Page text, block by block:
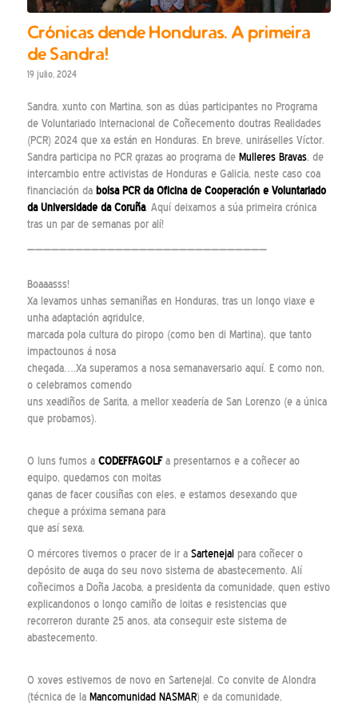
Crónicas dende Honduras. A primeira
de Sandra!
19 julio, 2024
Sandra, xunto con Martina, son as dúas participantes no Programa
de Voluntariado Internacional de Coñecemento doutras Realidades
(PCR) 2024 que xa están en Honduras. En breve, uniráselles Víctor.
Sandra participa no PCR grazas ao programa de Mulleres Bravas, de
intercambio entre activistas de Honduras e Galicia, neste caso coa
financiación da bolsa PCR da Oficina de Cooperación e Voluntariado
da Universidade da Coruña. Aquí deixamos a súa primeira crónica
tras un par de semanas por alí!
——————————————————————————————
Boaaasss!
Xa levamos unhas semaniñas en Honduras, tras un longo viaxe e
unha adaptación agridulce,
marcada pola cultura do piropo (como ben di Martina), que tanto
impactounos á nosa
chegada….Xa superamos a nosa semanaversario aquí. E como non,
o celebramos comendo
uns xeadiños de Sarita, a mellor xeadería de San Lorenzo (e a única
que probamos).
O luns fumos a CODEFFAGOLFa presentarnos e a coñecer ao
equipo, quedamos con moitas
ganas de facer cousiñas con eles, e estamos desexando que
chegue a próxima semana para
que así sexa.
O mércores tivemos o pracer de ir a Sartenejal para coñecer o
depósito de auga do seu novo sistema de abastecemento. Alí
coñecimos a Doña Jacoba, a presidenta da comunidade, quen estivo
explicandonos o longo camiño de loitas e resistencias que
recorreron durante 25 anos, ata conseguir este sistema de
abastecemento.
O xoves estivemos de novo en Sartenejal. Co convite de Alondra
(técnica de la Mancomunidad NASMAR) e da comunidade,